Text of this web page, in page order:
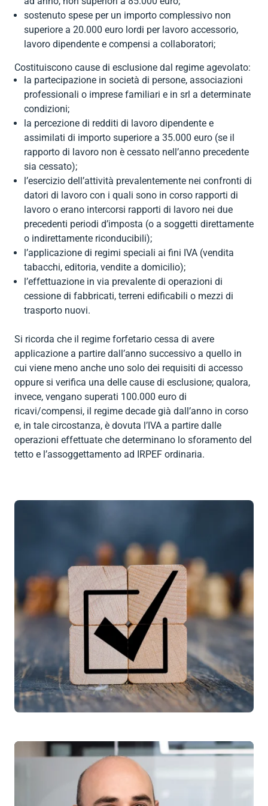
ambiente e
Formazione
Consulenza
societaria 
Consulenza
fiscale per
privati
(Caf)

indietro
Contributi
INPS
Software
 indietro
 indietro
indietro
indietro
RENTRI
Importazione
AEE e
batterie
Imballaggi
indietro
bilaterale per
il terziario
(EBK)
spazio
indietro
privati
Dichiarazione
dei redditi
 indietro
sostenuto spese per un importo complessivo non
superiore a 20.000 euro lordi per lavoro accessorio,
lavoro dipendente e compensi a collaboratori;
Costituiscono cause di esclusione dal regime agevolato:
la partecipazione in società di persone, associazioni
professionali o imprese familiari e in srl a determinate
condizioni;
la percezione di redditi di lavoro dipendente e
assimilati di importo superiore a 35.000 euro (se il
rapporto di lavoro non è cessato nell’anno precedente
sia cessato);
l’esercizio dell’attività prevalentemente nei confronti di
datori di lavoro con i quali sono in corso rapporti di
lavoro o erano intercorsi rapporti di lavoro nei due
precedenti periodi d’imposta (o a soggetti direttamente
o indirettamente riconducibili);
l’applicazione di regimi speciali ai fini IVA (vendita
tabacchi, editoria, vendite a domicilio);
l’effettuazione in via prevalente di operazioni di
cessione di fabbricati, terreni edificabili o mezzi di
trasporto nuovi.
Si ricorda che il regime forfetario cessa di avere
applicazione a partire dall’anno successivo a quello in
cui viene meno anche uno solo dei requisiti di accesso
oppure si verifica una delle cause di esclusione; qualora,
invece, vengano superati 100.000 euro di
ricavi/compensi, il regime decade già dall’anno in corso
e, in tale circostanza, è dovuta l’IVA a partire dalle
operazioni effettuate che determinano lo sforamento del
tetto e l’assoggettamento ad IRPEF ordinaria.